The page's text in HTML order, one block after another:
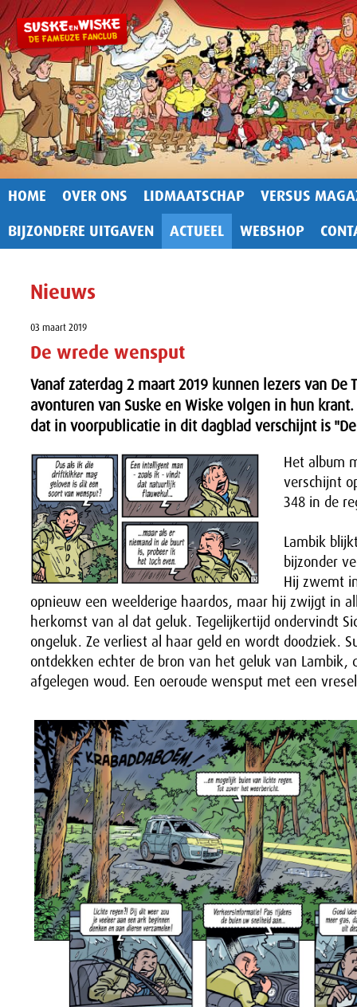
HOME OVER ONS LIDMAATSCHAP
VERSUS
BIJZONDERE UITGAVEN
ACTUEEL WEBSHOP
Nieuws
03 maart 2019
De wrede wensput
Vanaf zaterdag 2 maart 2019 kunnen lezers van De
avonturen van Suske en Wiske volgen in hun
dat in voorpublicatie in dit dagblad verschijnt is
Het album
verschijnt
348 in de
Lambik
bijzonder
Hij zwemt
opnieuw een weelderige haardos, maar hij zwijgt in
herkomst van al dat geluk. Tegelijkertijd ondervindt
ongeluk. Ze verliest al haar geld en wordt doodziek.
ontdekken echter de bron van het geluk van Lambik,
afgelegen woud. Een oeroude wensput met een